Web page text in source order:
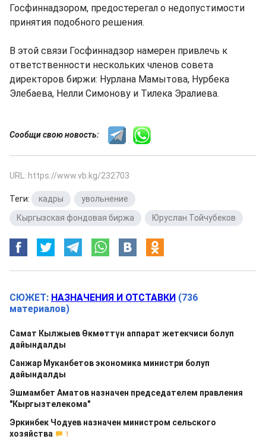
Госфиннадзором, предостерегал о недопустимости
принятия подобного решения.
В этой связи Госфиннадзор намерен привлечь к
ответственности нескольких членов совета
директоров биржи: Нурлана Мамытова, Нурбека
Элебаева, Нелли Симонову и Тилека Эралиева.
Сообщи свою новость:
URL: https://www.vb.kg/232703
Теги: кадры увольнение
Кыргызская фондовая биржа
Юруслан Тойчубеков
СЮЖЕТ: НАЗНАЧЕНИЯ И ОТСТАВКИ (736
материалов)
Самат Кылжыев Өкмөттүн аппарат жетекчиси болуп
дайындалды
Санжар Муканбетов экономика министри болуп
дайындалды
Эшмамбет Аматов назначен председателем правления
"Кыргызтелекома"
Эркинбек Чодуев назначен министром сельского
хозяйства
1